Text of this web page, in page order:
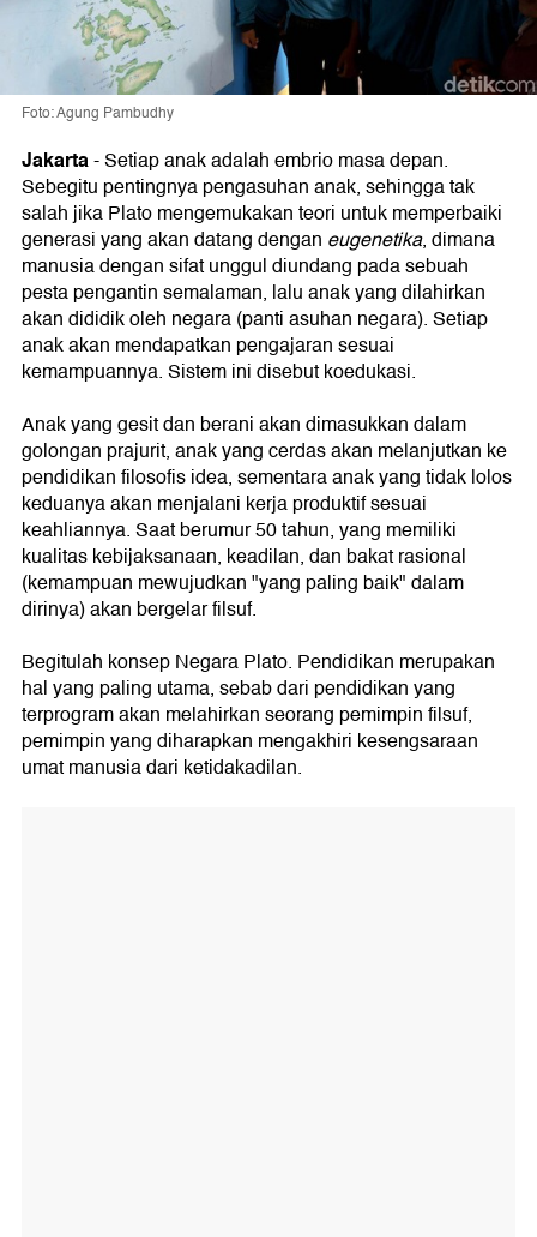
Foto: Agung Pambudhy
Jakarta-Setiap anak adalah embrio masa depan.
Sebegitu pentingnya pengasuhan anak, sehingga tak
salah jika Plato mengemukakan teori untuk memperbaiki
generasi yang akan datang dengan eugenetika, dimana
manusia dengan sifat unggul diundang pada sebuah
pesta pengantin semalaman, lalu anak yang dilahirkan
akan dididik oleh negara (panti asuhan negara). Setiap
anak akan mendapatkan pengajaran sesuai
kemampuannya. Sistem ini disebut koedukasi.
Anak yang gesit dan berani akan dimasukkan dalam
golongan prajurit, anak yang cerdas akan melanjutkan ke
pendidikan filosofis idea, sementara anak yang tidak lolos
keduanya akan menjalani kerja produktif sesuai
keahliannya. Saat berumur 50 tahun, yang memiliki
kualitas kebijaksanaan, keadilan, dan bakat rasional
(kemampuan mewujudkan "yang paling baik" dalam
dirinya) akan bergelar filsuf.
Begitulah konsep Negara Plato. Pendidikan merupakan
hal yang paling utama, sebab dari pendidikan yang
terprogram akan melahirkan seorang pemimpin filsuf,
pemimpin yang diharapkan mengakhiri kesengsaraan
umat manusia dari ketidakadilan.